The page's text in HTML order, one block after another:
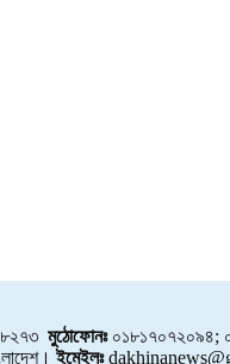
মুঠোফোনঃ০১৮১৭০৭২০৯৪;
ইমেইলঃ